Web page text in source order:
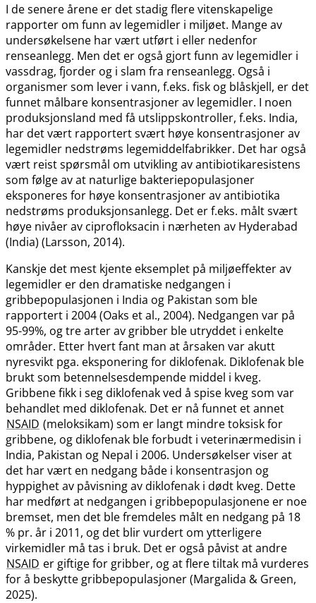
I de senere årene er det stadig flere vitenskapelige
rapporter om funn av legemidler i miljøet. Mange av
undersøkelsene har vært utført i eller nedenfor
renseanlegg. Men det er også gjort funn av legemidler i
vassdrag, fjorder og i slam fra renseanlegg. Også i
organismer som lever i vann, f.eks. fisk og blåskjell, er det
funnet målbare konsentrasjoner av legemidler. I noen
produksjonsland med få utslippskontroller, f.eks. India,
har det vært rapportert svært høye konsentrasjoner av
legemidler nedstrøms legemiddelfabrikker. Det har også
vært reist spørsmål om utvikling av antibiotikaresistens
som følge av at naturlige bakteriepopulasjoner
eksponeres for høye konsentrasjoner av antibiotika
nedstrøms produksjonsanlegg. Det er f.eks. målt svært
høye nivåer av ciprofloksacin i nærheten av Hyderabad
(India) (Larsson, 2014).
Kanskje det mest kjente eksemplet på miljøeffekter av
legemidler er den dramatiske nedgangen i
gribbepopulasjonen i India og Pakistan som ble
rapportert i 2004 (Oaks et al., 2004). Nedgangen var på
95-99%, og tre arter av gribber ble utryddet i enkelte
områder. Etter hvert fant man at årsaken var akutt
nyresvikt pga. eksponering for diklofenak. Diklofenak ble
brukt som betennelsesdempende middel i kveg.
Gribbene fikk i seg diklofenak ved å spise kveg som var
behandlet med diklofenak. Det er nå funnet et annet
NSAID (meloksikam) som er langt mindre toksisk for
gribbene, og diklofenak ble forbudt i veterinærmedisin i
India, Pakistan og Nepal i 2006. Undersøkelser viser at
det har vært en nedgang både i konsentrasjon og
hyppighet av påvisning av diklofenak i dødt kveg. Dette
har medført at nedgangen i gribbepopulasjonene er noe
bremset, men det ble fremdeles målt en nedgang på 18
% pr. år i 2011, og det blir vurdert om ytterligere
virkemidler må tas i bruk. Det er også påvist at andre
NSAID er giftige for gribber, og at flere tiltak må vurderes
for å beskytte gribbepopulasjoner (Margalida & Green,
2025).